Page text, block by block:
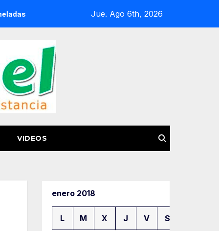
en 8 meses ¿Te llaman de otro estado? Estas
Jue. Ago 6th, 2026
VIDEOS
enero 2018
L M X J V S